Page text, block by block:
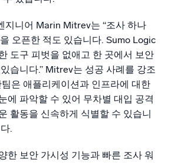
지니어 Marin Mitrev는 “조사 하나
오픈한 적도 있습니다. Sumo Logic
도구 피벗을 없애고 한 곳에서 보안
습니다.” Mitrev는 성공 사례를 강조
은 애플리케이션과 인프라에 대한
에 파악할 수 있어 무차별 대입 공격
활동을 신속하게 식별할 수 있습니
.
한 보안 가시성 기능과 빠른 조사 워